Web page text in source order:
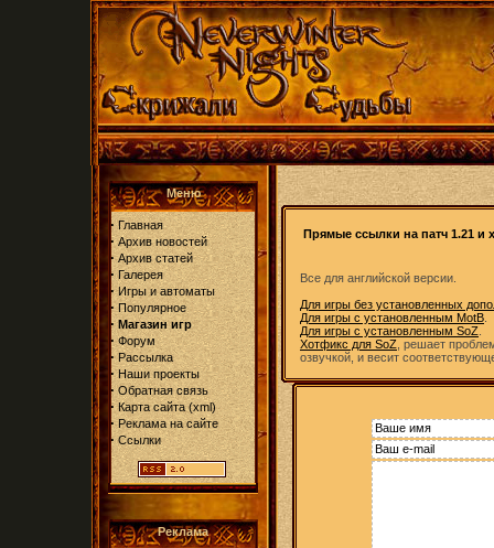
Меню
· Главная
· Архив новостей
· Архив статей
· Галерея
· Игры и автоматы
· Популярное
· Магазин игр
· Форум
· Рассылка
· Наши проекты
· Обратная связь
· Карта сайта(xml)
· Реклама на сайте
· Ссылки
Реклама
Прямые ссылки на патч 1.21 и
Все для английской версии.
Для игры без установленных
Для игры с установленным MotB
Для игры с установленным SoZ
Хотфикс для SoZ , решает
озвучкой, и весит